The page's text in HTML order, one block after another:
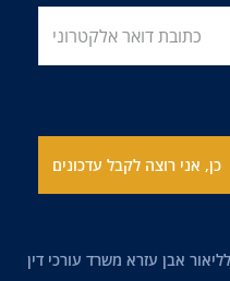
אבן עזרא משרד עורכי דין